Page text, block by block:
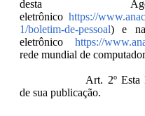
desta
eletrônico https://
1/boletim-de-pessoal) e na
eletrônico https://
rede mundial de
Art. 2º Esta
de sua publicação.